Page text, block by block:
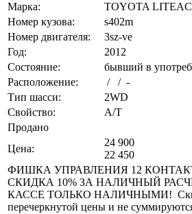
Марка:
TOYOTA
Номер кузова:
s402m
Номер двигателя:
3sz-ve
Год:
2012
Состояние:
бывший в
Расположение:
/ / -
Тип шасси:
2WD
Свойство:
A/T
Продано
Цена:
24 900
22 450
ФИШКА УПРАВЛЕНИЯ 12
СКИДКА 10% ЗА НАЛИЧНЫЙ
КАССЕ ТОЛЬКО НАЛИЧНЫМИ!
перечеркнутой цены и не